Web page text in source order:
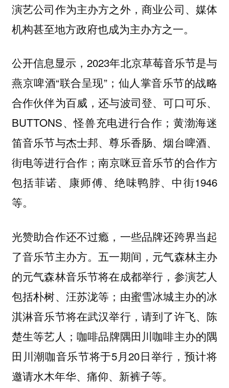
演艺公司作为主办方之外，商业公司、媒体
机构甚至地方政府也成为主办方之一。
公开信息显示，2023年北京草莓音乐节是与
燕京啤酒“联合呈现”；仙人掌音乐节的战略
合作伙伴为百威，还与波司登、可口可乐、
BUTTONS、怪兽充电进行合作；黄渤海迷
笛音乐节与杰士邦、尊乐香肠、烟台啤酒、
街电等进行合作；南京咪豆音乐节的合作方
包括菲诺、康师傅、绝味鸭脖、中街1946
等。
光赞助合作还不过瘾，一些品牌还跨界当起
了音乐节主办方。五一期间，元气森林主办
的元气森林音乐节将在成都举行，参演艺人
包括朴树、汪苏泷等；由蜜雪冰城主办的冰
淇淋音乐节将在武汉举行，请到了许飞、陈
楚生等艺人；咖啡品牌隅田川咖啡主办的隅
田川潮咖音乐节将于5月20日举行，预计将
邀请水木年华、痛仰、新裤子等。